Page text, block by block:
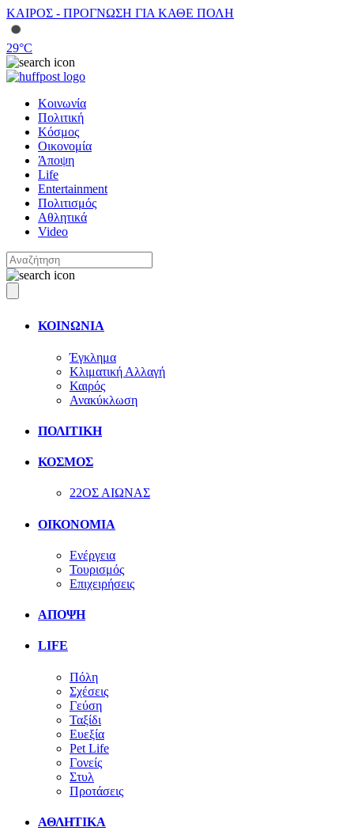
ΚΑΙΡΟΣ - ΠΡΟΓΝΩΣΗ ΓΙΑ ΚΑΘΕ ΠΟΛΗ
29°C
Κοινωνία
Πολιτική
Κόσμος
Οικονομία
Άποψη
Life
Entertainment
Πολιτισμός
Αθλητικά
Video
ΚΟΙΝΩΝΙΑ
Έγκλημα
Κλιματική Αλλαγή
Καιρός
Ανακύκλωση
ΠΟΛΙΤΙΚΗ
ΚΟΣΜΟΣ
22ΟΣ ΑΙΩΝΑΣ
ΟΙΚΟΝΟΜΙΑ
Ενέργεια
Τουρισμός
Επιχειρήσεις
ΑΠΟΨΗ
LIFE
Πόλη
Σχέσεις
Γεύση
Ταξίδι
Ευεξία
Pet Life
Γονείς
Στυλ
Προτάσεις
ΑΘΛΗΤΙΚΑ